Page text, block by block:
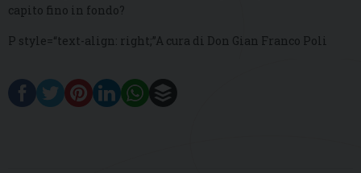
capito fino in fondo?
P style=“text-align: right;”A cura di Don Gian Franco Poli